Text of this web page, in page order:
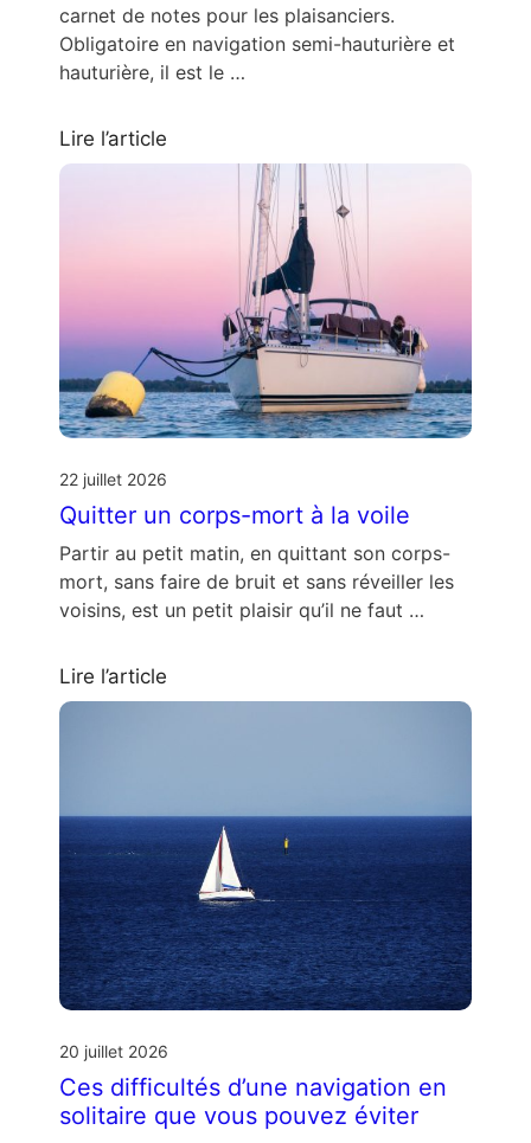
carnet de notes pour les plaisanciers.
Obligatoire en navigation semi-hauturière et
hauturière, il est le …
Lire l’article
22 juillet 2026
Quitter un corps-mort à la voile
Partir au petit matin, en quittant son corps-
mort, sans faire de bruit et sans réveiller les
voisins, est un petit plaisir qu’il ne faut …
Lire l’article
20 juillet 2026
Ces difficultés d’une navigation en
solitaire que vous pouvez éviter